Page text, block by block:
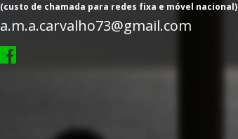
(custo de chamada para redes fixa e móvel nacional)
a.m.a.carvalho73@gmail.com